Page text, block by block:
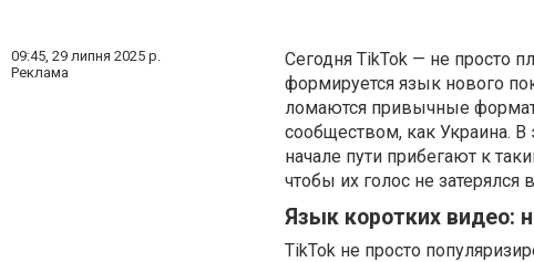
09:45, 29 липня 2025 р.
Реклама
Сегодня TikTok — не просто
формируется язык нового
ломаются привычные
сообществом, как Украина.
начале пути прибегают к
чтобы их голос не затерялся
Язык коротких видео:
TikTok не просто